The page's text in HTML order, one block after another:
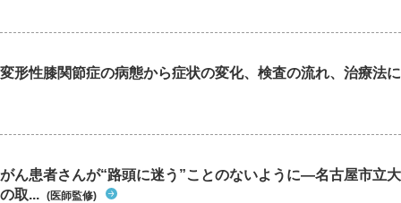
変形性膝関節症の病態から症状の変化、検査の流れ、治療法
がん患者さんが“路頭に迷う”ことのないように―名古屋市立
の取... (医師監修)